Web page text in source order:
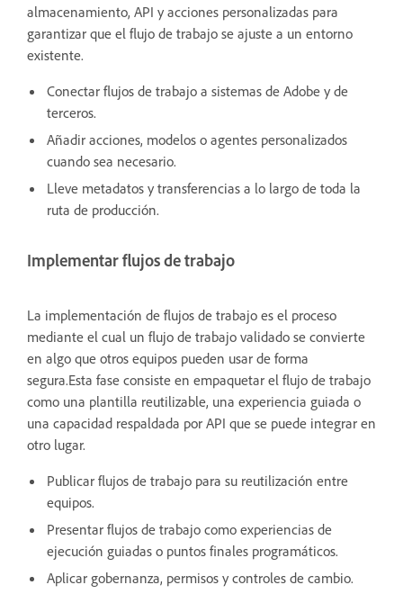
almacenamiento, API y acciones personalizadas para
garantizar que el flujo de trabajo se ajuste a un entorno
existente.
Conectar flujos de trabajo a sistemas de Adobe y de
terceros.
Añadir acciones, modelos o agentes personalizados
cuando sea necesario.
Lleve metadatos y transferencias a lo largo de toda la
ruta de producción.
Implementar flujos de trabajo
La implementación de flujos de trabajo es el proceso
mediante el cual un flujo de trabajo validado se convierte
en algo que otros equipos pueden usar de forma
segura.Esta fase consiste en empaquetar el flujo de trabajo
como una plantilla reutilizable, una experiencia guiada o
una capacidad respaldada por API que se puede integrar en
otro lugar.
Publicar flujos de trabajo para su reutilización entre
equipos.
Presentar flujos de trabajo como experiencias de
ejecución guiadas o puntos finales programáticos.
Aplicar gobernanza, permisos y controles de cambio.